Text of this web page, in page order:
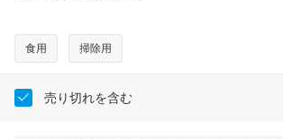
食用 掃除用
売り切れを含む